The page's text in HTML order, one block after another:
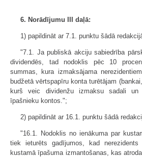
6. Norādījumu III daļā:
1) papildināt ar 7.1. punktu šādā
"7.1. Ja publiskā akciju sabiedrība
dividendēs, tad nodoklis pēc 10
summas, kura izmaksājama
budžetā vērtspapīru konta turētājam
kurš veic dividenžu izmaksu sadali un
īpašnieku kontos.";
2) papildināt ar 16.1. punktu šādā
"16.1. Nodoklis no ienākuma par
tiek ieturēts gadījumos, kad
kustamā īpašuma izmantošanas, kas